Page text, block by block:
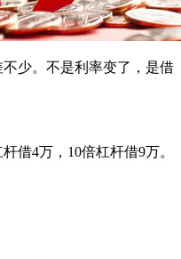
少。不是利率变了，是借
借4万，10倍杠杆借9万。